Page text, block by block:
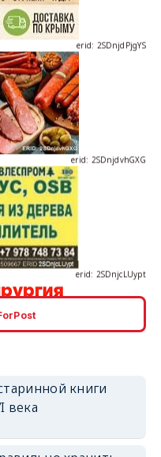
erid: 2SDnjdvhGXG
книги
века